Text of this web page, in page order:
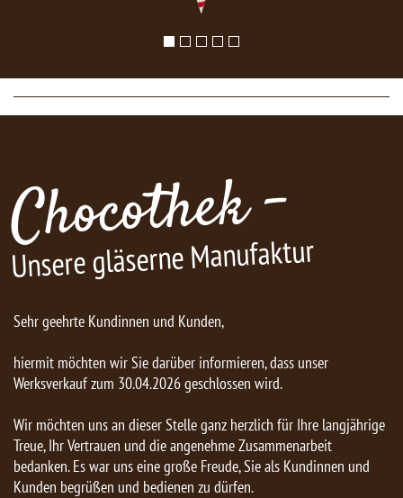
Chocothek -
Unsere gläserne Manufaktur
Sehr geehrte Kundinnen und Kunden,
hiermit möchten wir Sie darüber informieren, dass unser
Werksverkauf zum 30.04.2026 geschlossen wird.
Wir möchten uns an dieser Stelle ganz herzlich für Ihre langjährige
Treue, Ihr Vertrauen und die angenehme Zusammenarbeit
bedanken. Es war uns eine große Freude, Sie als Kundinnen und
Kunden begrüßen und bedienen zu dürfen.